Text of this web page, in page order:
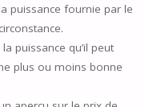
puissance fournie par le
puissance qu’il peut
plus ou moins bonne